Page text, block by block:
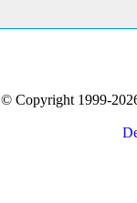
© Copyright 1999-